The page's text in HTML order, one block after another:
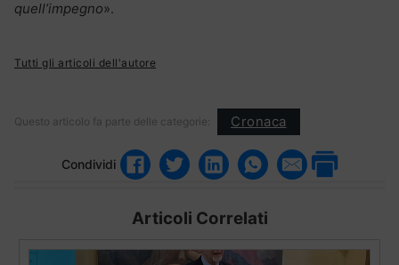
quell’impegno».
Tutti gli articoli dell'autore
Questo articolo fa parte delle categorie: Cronaca
Condividi
Articoli Correlati